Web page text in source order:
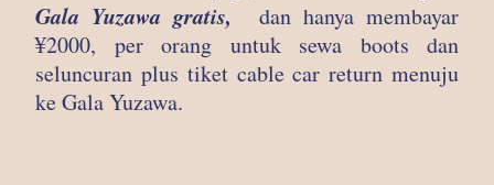
Gala Yuzawa gratis, dan hanya membayar
¥2000, per orang untuk sewa boots dan
seluncuran plus tiket cable car return menuju
ke Gala Yuzawa.